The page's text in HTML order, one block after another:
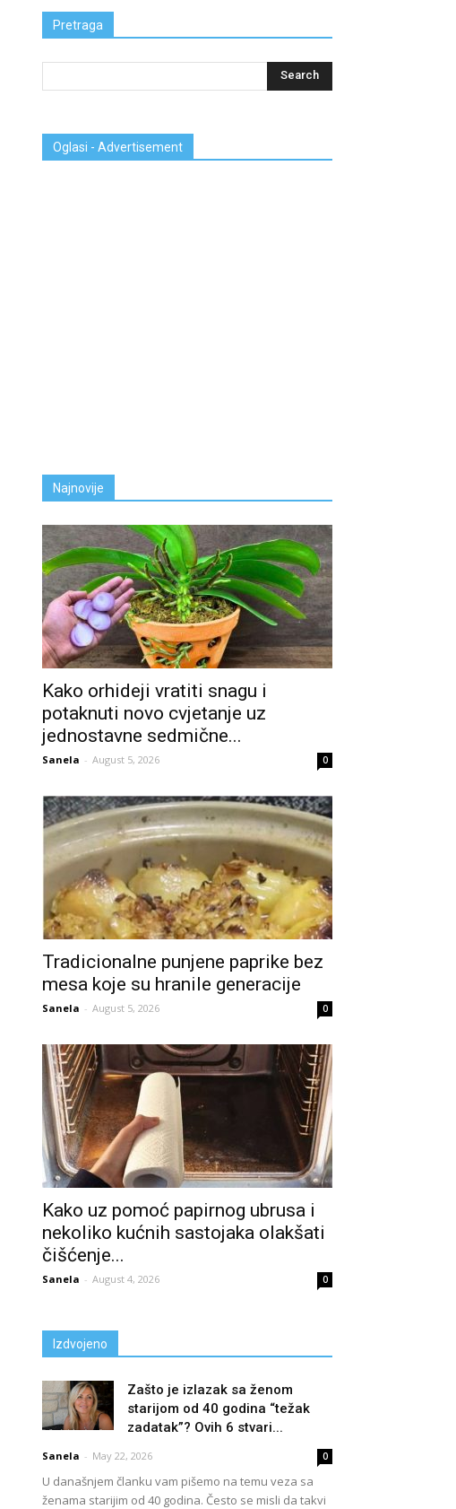
Pretraga
Oglasi - Advertisement
Najnovije
Kako orhideji vratiti snagu i
potaknuti novo cvjetanje uz
jednostavne sedmične...
Sanela - August 5, 2026 0
Tradicionalne punjene paprike bez
mesa koje su hranile generacije
Sanela - August 5, 2026 0
Kako uz pomoć papirnog ubrusa i
nekoliko kućnih sastojaka olakšati
čišćenje...
Sanela - August 4, 2026 0
Izdvojeno
Zašto je izlazak sa ženom
starijom od 40 godina “težak
zadatak”? Ovih 6 stvari...
Sanela - May 22, 2026 0
U današnjem članku vam pišemo na temu veza sa
ženama starijim od 40 godina. Često se misli da takvi